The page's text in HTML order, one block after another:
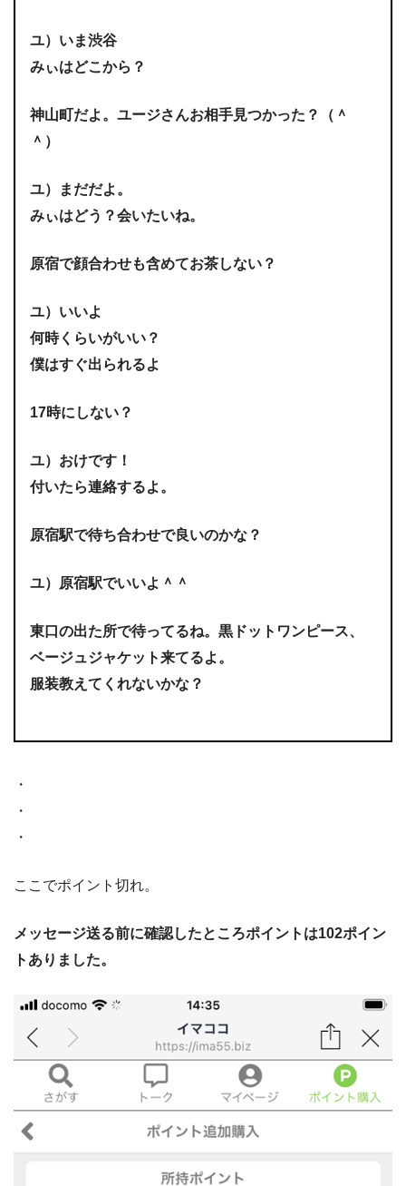
ユ）いま渋谷
みぃはどこから？
神山町だよ。ユージさんお相手見つかった？（＾
＾）
ユ）まだだよ。
みぃはどう？会いたいね。
原宿で顔合わせも含めてお茶しない？
ユ）いいよ
何時くらいがいい？
僕はすぐ出られるよ
17時にしない？
ユ）おけです！
付いたら連絡するよ。
原宿駅で待ち合わせで良いのかな？
ユ）原宿駅でいいよ＾＾
東口の出た所で待ってるね。黒ドットワンピース、
ベージュジャケット来てるよ。
服装教えてくれないかな？
・
・
・
ここでポイント切れ。
メッセージ送る前に確認したところポイントは102ポイン
トありました。